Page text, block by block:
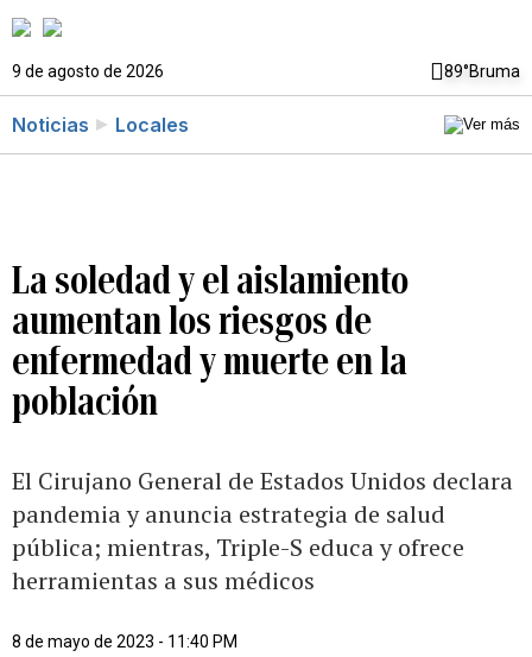
9 de agosto de 2026 89°Bruma
Noticias Locales
La soledad y el aislamiento
aumentan los riesgos de
enfermedad y muerte en la
población
El Cirujano General de Estados Unidos declara
pandemia y anuncia estrategia de salud
pública; mientras, Triple-S educa y ofrece
herramientas a sus médicos
8 de mayo de 2023 - 11:40 PM